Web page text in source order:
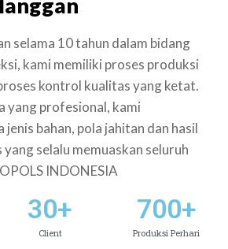
selama 10 tahun dalam bidang
kami memiliki proses produksi
kontrol kualitas yang ketat.
yang profesional, kami
jenis bahan, pola jahitan dan hasil
selalu memuaskan seluruh
INDONESIA
30+
Client
700+
Produksi Perhari